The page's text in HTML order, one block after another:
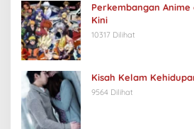
Perkembangan
Kini
10317 Dilihat
Kisah Kelam
9564 Dilihat